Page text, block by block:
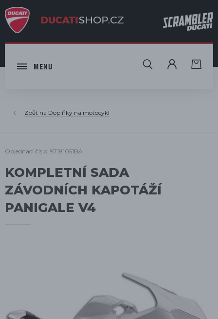
MENU HLEDAT
Doplňky na motocykl
Objednací číslo: 97181051BA
KOMPLETNÍ SADA
ZÁVODNÍCH KAPOTÁŽÍ
PANIGALE V4